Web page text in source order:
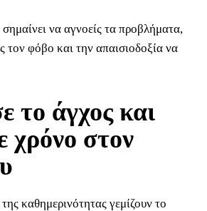
να αγνοείς τα προβλήματα,
τον φόβο και την απαισιοδοξία να
το άγχος και
χρόνο στον
καθημερινότητας γεμίζουν το